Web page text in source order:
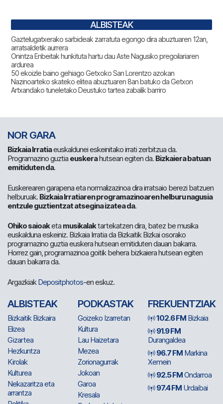
ALBISTEAK
Gaztelugatxerako sarbideak zarratuta egongo dira abuztuaren 12an,
arratsaldetik aurrera
Onintza Enbeitak hunkituta hartu dau Aste Nagusiko pregoilariaren
ardurea
50 ekoizle baino gehiago Getxoko San Lorentzo azokan
Nazinoarteko skateko elitea abuztuaren 8an batuko da Getxon
Artxandako tuneletako Deustuko tartea zabalik barriro
NOR GARA
Bizkaia Irratiaeuskaldunei eskeinitako irrati zerbitzua da.
Programazino guztia euskerahutsean egiten da. Bizkaiera batuan
emitiduten da.
Euskerearen garapena eta normalizazinoa dira irratsaio berezi batzuen
helburuak. Bizkaia Irratiaren programazinoaren helburu nagusia
entzule guztientzat atsegina izatea da.
Ohiko saioaketa musikalaktartekatzen dira, batez be musika
euskalduna eskeiniz. Bizkaia Irratia da Bizkaitik Bizkai osorako
programazino guztia euskera hutsean emitiduten dauan bakarra.
Horrez gain, programazinoa goitik behera bizkaiera hutsean egiten
dauan bakarra da.
ArgazkiakDepositphotos-en eskuz.
ALBISTEAK
Bizkaitik Bizkaira
Elizea
Gizartea
Hezkuntza
Kirolak
Kulturea
Nekazaritza eta
arrantza
PODKASTAK
Goizeko Izarretan
Kultura
Lau Haizetara
Mezea
Zorionagurrak
Jokoan
Garoa
Kresala
FREKUENTZIAK
102.6 FM Bizkaia
91.9 FM
Durangaldea
96.7 FM Markina
Xemein
92.5 FMOndarroa
97.4 FM Urdaibai